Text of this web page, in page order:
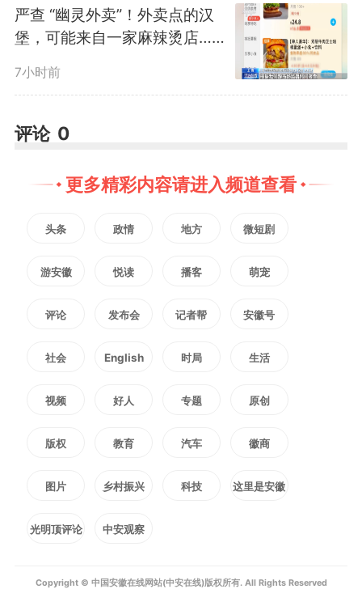
视网膜静脉阻塞
这种情况会导致真正意义上
的“眼底出血”。通常表现为单眼无
痛性视物模糊。
视网膜静脉阻塞
典型症状包括无痛性飞蚊症，
有时会出现闪光幻觉。多见于外
伤、视网膜裂孔、糖尿病患者血糖
视网膜脱离
患者视野中通常会突然出现新
严查 “幽灵外卖”！外卖点的汉
堡，可能来自一家麻辣烫店……
7小时前
评论 0
更多精彩内容请进入频道查看
头条 政情 地方 微短剧
游安徽 悦读 播客 萌宠
评论 发布会 记者帮 安徽号
社会 English 时局 生活
视频 好人 专题 原创
版权 教育 汽车 徽商
图片 乡村振兴 科技 这里是安徽
光明顶评论 中安观察
Copyright © 中国安徽在线网站(中安在线)版权所有. All Rights Reserved